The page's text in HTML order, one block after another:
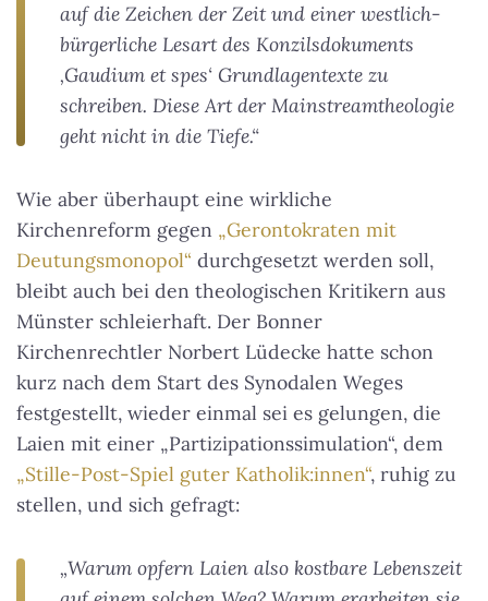
auf die Zeichen der Zeit und einer westlich-
bürgerliche Lesart des Konzilsdokuments
‚Gaudium et spes‘ Grundlagentexte zu
schreiben. Diese Art der Mainstreamtheologie
geht nicht in die Tiefe.“
Wie aber überhaupt eine wirkliche
Kirchenreform gegen „Gerontokraten mit
Deutungsmonopol“ durchgesetzt werden soll,
bleibt auch bei den theologischen Kritikern aus
Münster schleierhaft. Der Bonner
Kirchenrechtler Norbert Lüdecke hatte schon
kurz nach dem Start des Synodalen Weges
festgestellt, wieder einmal sei es gelungen, die
Laien mit einer „Partizipationssimulation“, dem
„Stille-Post-Spiel guter Katholik:innen“, ruhig zu
stellen, und sich gefragt:
„Warum opfern Laien also kostbare Lebenszeit